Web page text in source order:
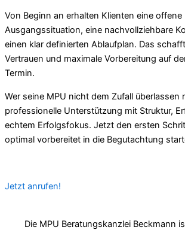
Von Beginn an erhalten Klienten eine
Ausgangssituation, eine nachvollziehbare
einen klar definierten Ablaufplan. Das
Vertrauen und maximale Vorbereitung auf
Termin.
Wer seine MPU nicht dem Zufall überlassen
professionelle Unterstützung mit Struktur,
echtem Erfolgsfokus. Jetzt den ersten
optimal vorbereitet in die Begutachtung
Jetzt anrufen!
Die MPU Beratungskanzlei Beckmann